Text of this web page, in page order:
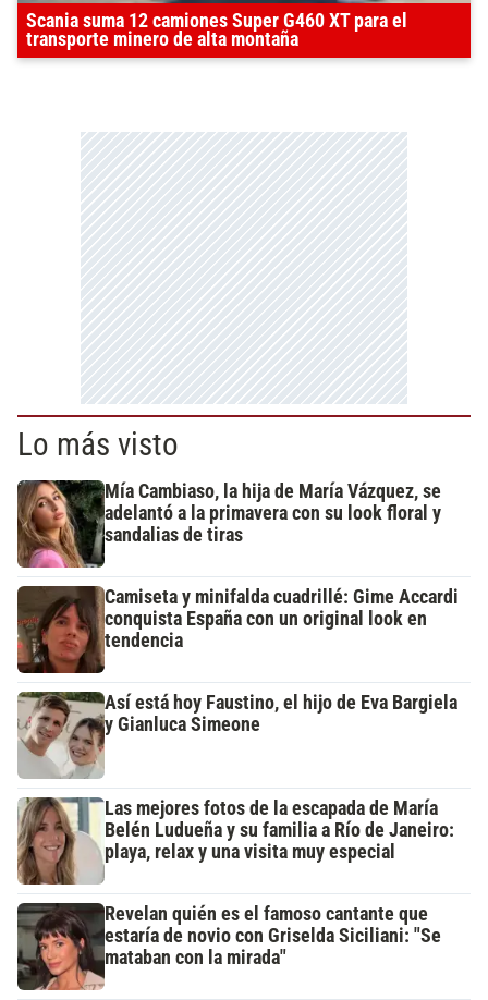
Scania suma 12 camiones Super G460 XT para el
transporte minero de alta montaña
Lo más visto
Mía Cambiaso, la hija de María Vázquez, se
adelantó a la primavera con su look floral y
sandalias de tiras
Camiseta y minifalda cuadrillé: Gime Accardi
conquista España con un original look en
tendencia
Así está hoy Faustino, el hijo de Eva Bargiela
y Gianluca Simeone
Las mejores fotos de la escapada de María
Belén Ludueña y su familia a Río de Janeiro:
playa, relax y una visita muy especial
Revelan quién es el famoso cantante que
estaría de novio con Griselda Siciliani: "Se
mataban con la mirada"